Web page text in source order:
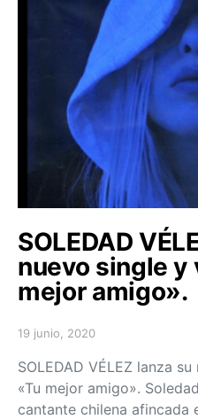
SOLEDAD
nuevo single y
mejor amigo».
Posted on
19 junio, 2020
SOLEDAD VÉLEZ lanza
«Tu mejor amigo».
cantante chilena afincada